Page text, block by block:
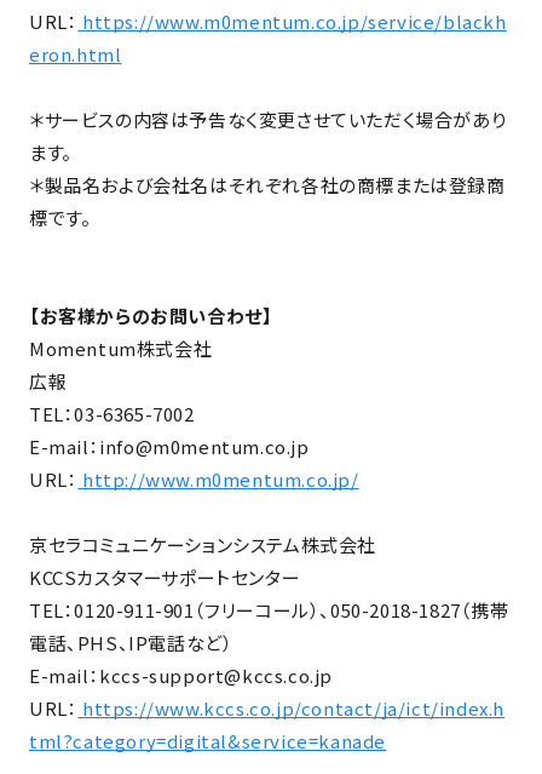
URL： https://www.m0mentum.co.jp/service/blackh
eron.html
＊サービスの内容は予告なく変更させていただく場合があり
ます。
＊製品名および会社名はそれぞれ各社の商標または登録商
標です。
【お客様からのお問い合わせ】
Momentum株式会社
広報
TEL：03-6365-7002
E-mail：info@m0mentum.co.jp
URL： http://www.m0mentum.co.jp/
京セラコミュニケーションシステム株式会社
KCCSカスタマーサポートセンター
TEL：0120-911-901（フリーコール）、050-2018-1827（携帯
電話、PHS、IP電話など）
E-mail：kccs-support@kccs.co.jp
URL： https://www.kccs.co.jp/contact/ja/ict/index.h
tml?category=digital&service=kanade